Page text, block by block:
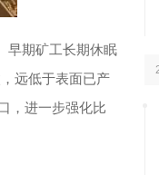
早期矿工长期休眠
远低于表面已产
，进一步强化比